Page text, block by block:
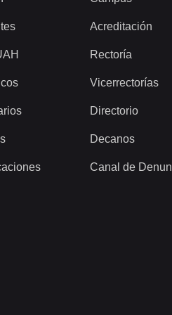
Acreditación
Rectoría
Vicerrectorías
Directorio
Decanos
Canal de